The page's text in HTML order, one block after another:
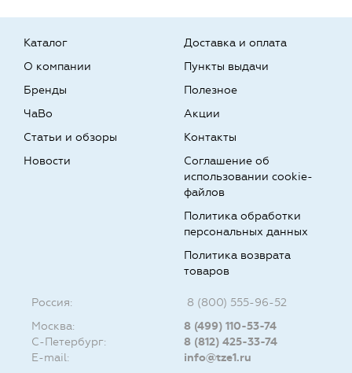
Каталог
О компании
Бренды
Доставка и оплата
Пункты выдачи
Полезное
ЧаВо
Статьи и обзоры
Новости
Акции
Контакты
Соглашение об
использовании cookie-
файлов
Политика обработки
персональных данных
Политика возврата
товаров
Россия:
8 (800) 555-96-52
Москва:
8 (499) 110-53-74
С-Петербург:
8 (812) 425-33-74
E-mail:
info@tze1.ru